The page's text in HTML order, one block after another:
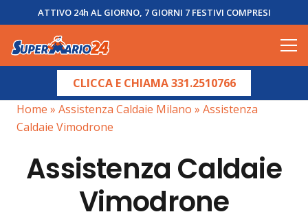
ATTIVO 24h AL GIORNO, 7 GIORNI 7 FESTIVI COMPRESI
CLICCA E CHIAMA 331.2510766
Home » Assistenza Caldaie Milano » Assistenza
Caldaie Vimodrone
Assistenza Caldaie
Vimodrone